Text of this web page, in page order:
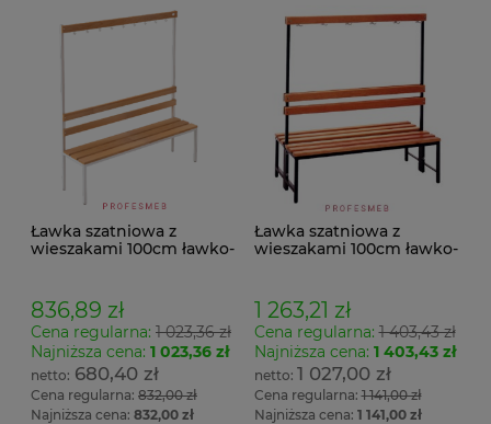
Ławka szatniowa z
wieszakami 100cm ławko-
836,89 zł
Cena regularna: 1 023,36 zł
Najniższa cena: 1 023,36 zł
680,40 zł
Cena regularna: 832,00 zł
Najniższa cena: 832,00 zł
Ławka szatniowa z
wieszakami 100cm ławko-
1 263,21 zł
Cena regularna:1 403,43 zł
Najniższa cena: 1 403,43 zł
1 027,00 zł
Cena regularna:1 141,00 zł
Najniższa cena: 1 141,00 zł